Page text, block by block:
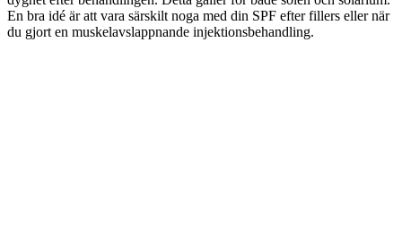
En bra idé är att vara särskilt noga med din SPF efter fillers eller när
du gjort en muskelavslappnande injektionsbehandling.